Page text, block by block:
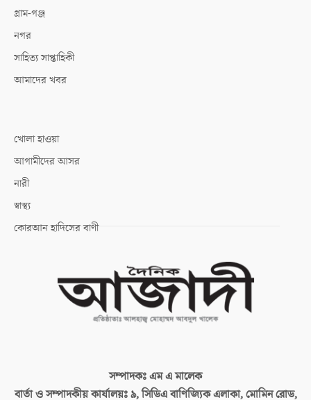
গ্রাম-গঞ্জ
নগর
সাহিত্য সাপ্তাহিকী
আমাদের খবর
খোলা হাওয়া
আগামীদের আসর
নারী
স্বাস্থ্য
কোরআন হাদিসের বাণী
সম্পাদকঃএম এ মালেক
বার্তা ও সম্পাদকীয় কার্যালয়ঃ৯, সিডিএ বাণিজ্যিক এলাকা, মোমিন রোড,